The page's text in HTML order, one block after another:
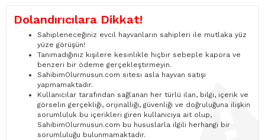
Dolandırıcılara Dikkat!
Sahipleneceğiniz evcil hayvanların sahipleri ile mutlaka yüz
yüze görüşün!
Tanımadığınız kişilere kesinlikle hiçbir sebeple kapora ve
benzeri bir ödeme gerçekleştirmeyin.
SahibimOlurmusun.com sitesi asla hayvan satışı
yapmamaktadır.
Kullanıcılar tarafından sağlanan her türlü ilan, bilgi, içerik ve
görselin gerçekliği, orijinalliği, güvenliği ve doğruluğuna ilişkin
sorumluluk bu içerikleri giren kullanıcıya ait olup,
SahibimOlurmusun.com bu hususlarla ilgili herhangi bir
sorumluluğu bulunmamaktadır.